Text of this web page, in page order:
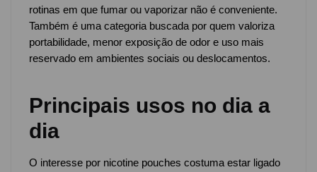
rotinas em que fumar ou vaporizar não é conveniente.
Também é uma categoria buscada por quem valoriza
portabilidade, menor exposição de odor e uso mais
reservado em ambientes sociais ou deslocamentos.
Principais usos no dia a
dia
O interesse por nicotine pouches costuma estar ligado